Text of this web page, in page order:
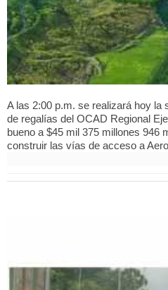
A las 2:00 p.m. se realizará hoy la
de regalías del OCAD Regional
bueno a $45 mil 375 millones 946
construir las vías de acceso a